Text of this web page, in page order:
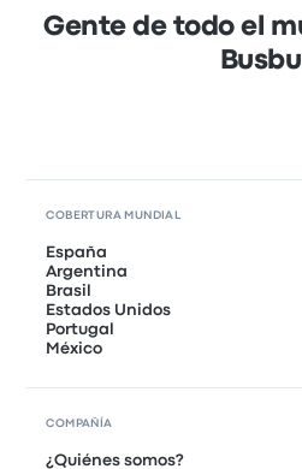
Gente de todo el
COBERTURA MUNDIAL
España
Argentina
Brasil
Estados Unidos
Portugal
México
COMPAÑÍA
¿Quiénes somos?